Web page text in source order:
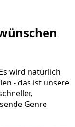
wird natürlich
- das ist unsere
Genre